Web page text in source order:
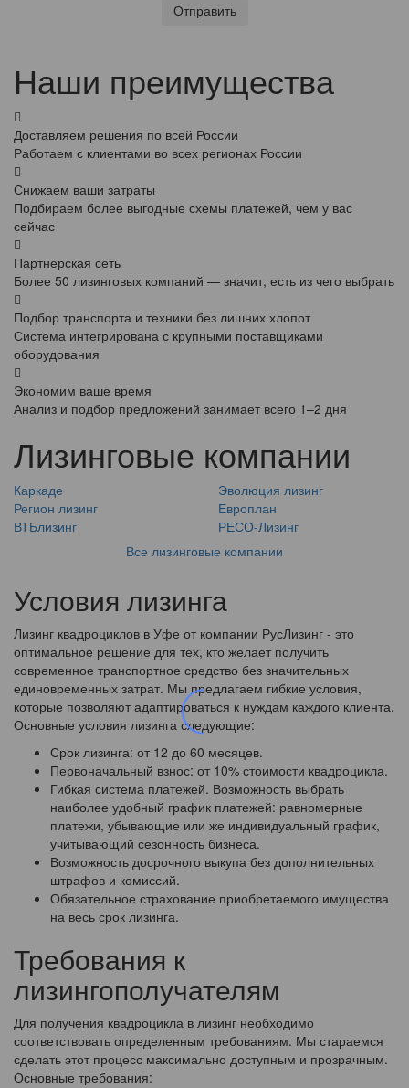
Отправить
Наши преимущества
Доставляем решения по всей России
Работаем с клиентами во всех регионах России
Снижаем ваши затраты
Подбираем более выгодные схемы платежей, чем у вас
сейчас
Партнерская сеть
Более 50 лизинговых компаний — значит, есть из чего выбрать
Подбор транспорта и техники без лишних хлопот
Система интегрирована с крупными поставщиками
оборудования
Экономим ваше время
Анализ и подбор предложений занимает всего 1–2 дня
Лизинговые компании
Каркаде
Эволюция лизинг
Регион лизинг
Европлан
ВТБлизинг
РЕСО-Лизинг
Все лизинговые компании
Условия лизинга
Лизинг квадроциклов в Уфе от компании РусЛизинг - это
оптимальное решение для тех, кто желает получить
современное транспортное средство без значительных
единовременных затрат. Мы предлагаем гибкие условия,
которые позволяют адаптироваться к нуждам каждого клиента.
Основные условия лизинга следующие:
Срок лизинга: от 12 до 60 месяцев.
Первоначальный взнос: от 10% стоимости квадроцикла.
Гибкая система платежей. Возможность выбрать
наиболее удобный график платежей: равномерные
платежи, убывающие или же индивидуальный график,
учитывающий сезонность бизнеса.
Возможность досрочного выкупа без дополнительных
штрафов и комиссий.
Обязательное страхование приобретаемого имущества
на весь срок лизинга.
Требования к
лизингополучателям
Для получения квадроцикла в лизинг необходимо
соответствовать определенным требованиям. Мы стараемся
сделать этот процесс максимально доступным и прозрачным.
Основные требования: